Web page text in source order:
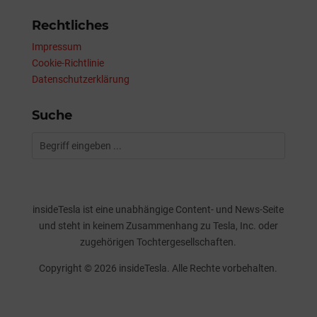
Rechtliches
Impressum
Cookie-Richtlinie
Datenschutzerklärung
Suche
insideTesla ist eine unabhängige Content- und News-Seite
und steht in keinem Zusammenhang zu Tesla, Inc. oder
zugehörigen Tochtergesellschaften.
Copyright © 2026 insideTesla. Alle Rechte vorbehalten.